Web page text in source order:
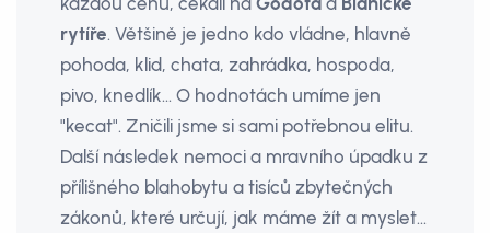
rytíře. Většině je jedno kdo vládne, hlavně
pohoda, klid, chata, zahrádka, hospoda,
pivo, knedlík... O hodnotách umíme jen
"kecat". Zničili jsme si sami potřebnou elitu.
Další následek nemoci a mravního úpadku z
přílišného blahobytu a tisíců zbytečných
zákonů, které určují, jak máme žít a myslet...